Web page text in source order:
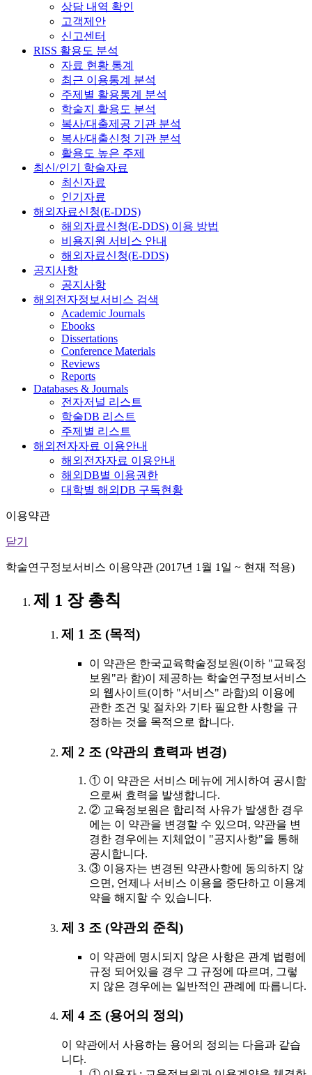
상담 내역 확인
고객제안
신고센터
RISS 활용도 분석
자료 현황 통계
최근 이용통계 분석
주제별 활용통계 분석
학술지 활용도 분석
복사/대출제공 기관 분석
복사/대출신청 기관 분석
활용도 높은 주제
최신/인기 학술자료
최신자료
인기자료
해외자료신청(E-DDS)
해외자료신청(E-DDS) 이용 방법
비용지원 서비스 안내
해외자료신청(E-DDS)
공지사항
공지사항
해외전자정보서비스 검색
Academic Journals
Ebooks
Dissertations
Conference Materials
Reviews
Reports
Databases & Journals
전자저널 리스트
학술DB 리스트
주제별 리스트
해외전자자료 이용안내
해외전자자료 이용안내
해외DB별 이용권한
대학별 해외DB 구독현황
이용약관
닫기
학술연구정보서비스 이용약관 (2017년 1월 1일 ~ 현재 적용)
제 1 장 총칙
제 1 조 (목적)
이 약관은 한국교육학술정보원(이하 "교육정
보원"라 함)이 제공하는 학술연구정보서비스
의 웹사이트(이하 "서비스" 라함)의 이용에
관한 조건 및 절차와 기타 필요한 사항을 규
정하는 것을 목적으로 합니다.
제 2 조 (약관의 효력과 변경)
① 이 약관은 서비스 메뉴에 게시하여 공시함
으로써 효력을 발생합니다.
② 교육정보원은 합리적 사유가 발생한 경우
에는 이 약관을 변경할 수 있으며, 약관을 변
경한 경우에는 지체없이 "공지사항"을 통해
공시합니다.
③ 이용자는 변경된 약관사항에 동의하지 않
으면, 언제나 서비스 이용을 중단하고 이용계
약을 해지할 수 있습니다.
제 3 조 (약관외 준칙)
이 약관에 명시되지 않은 사항은 관계 법령에
규정 되어있을 경우 그 규정에 따르며, 그렇
지 않은 경우에는 일반적인 관례에 따릅니다.
제 4 조 (용어의 정의)
이 약관에서 사용하는 용어의 정의는 다음과 같습
니다.